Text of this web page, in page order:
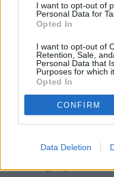
I want to opt-out of
Personal Data for
Opted In
I want to opt-out of
Retention, Sale,
Personal Data that
Purposes for which
Opted In
CONFIRM
Data Deletion
Toukokuun
11 vuoden
Mikä on Detroitin
Vuosi
Vuorokauden
keskilämpötila
18 ℃
2013
17 ℃